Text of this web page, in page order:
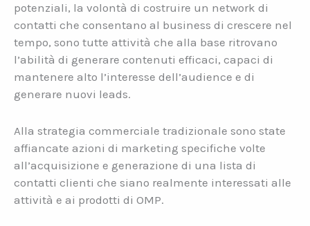
potenziali, la volontà di costruire un network di
contatti che consentano al business di crescere nel
tempo, sono tutte attività che alla base ritrovano
l’abilità di generare contenuti efficaci, capaci di
mantenere alto l’interesse dell’audience e di
generare nuovi leads.
Alla strategia commerciale tradizionale sono state
affiancate azioni di marketing specifiche volte
all’acquisizione e generazione di una lista di
contatti clienti che siano realmente interessati alle
attività e ai prodotti di OMP.